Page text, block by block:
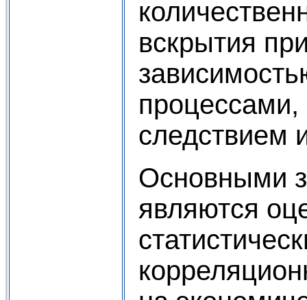
вскрытия
процессами,
следствием
Основными
являются